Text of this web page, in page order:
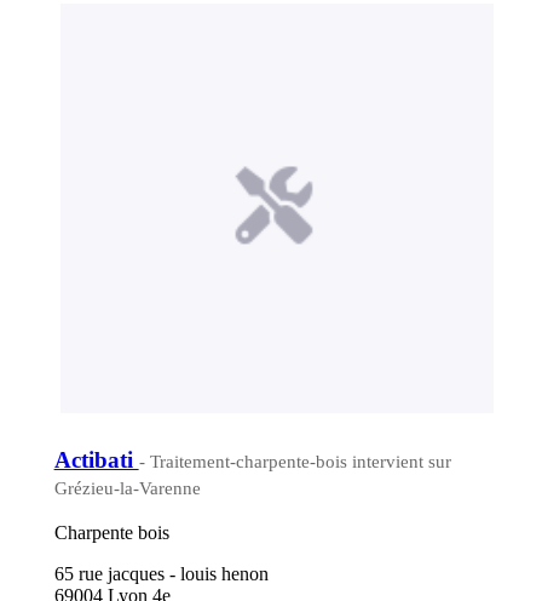
Actibati - Traitement-charpente-bois intervient sur
Grézieu-la-Varenne
Charpente bois
65 rue jacques - louis henon
69004 Lyon 4e